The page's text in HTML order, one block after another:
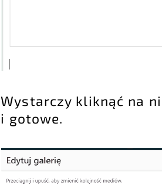
Wystarczy kliknąć na
i gotowe.